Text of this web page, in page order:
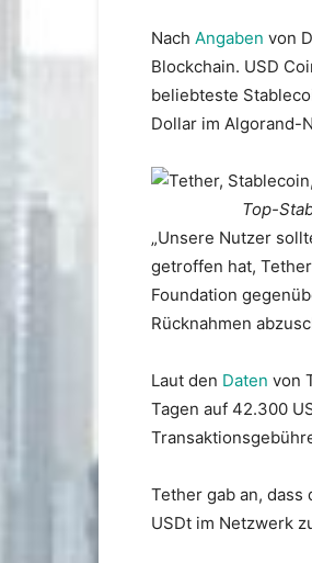
Nach Angaben von
Blockchain. USD
beliebteste
Dollar im Algorand-
Top-
„Unsere Nutzer
getroffen hat,
Foundation
Rücknahmen
Laut den Daten von
Tagen auf 42.300
Tether gab an,
USDt im Netzwerk